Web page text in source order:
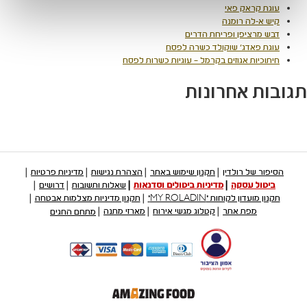
עוגת קראק פאי
קיש א-לה רומנה
דבש מרציפן ופריחת הדרים
עוגת פאדג' שוקולד כשרה לפסח
חיתוכיות אגוזים בקרמל – עוגיות כשרות לפסח
תגובות אחרונות
הסיפור של רולדין תקנון שימוש באתר הצהרת נגישות
מדיניות פרטיות
ביטול עסקה
מדיניות ביטולים וסדנאות שאלות ותשובות
דרושים
תקנון מועדון לקוחות "MY ROLADIN"
תקנון מדיניות מצלמות אבטחה
מפת אתר
קטלוג מגשי אירוח מארזי מתנה מתחם החגים
קישור